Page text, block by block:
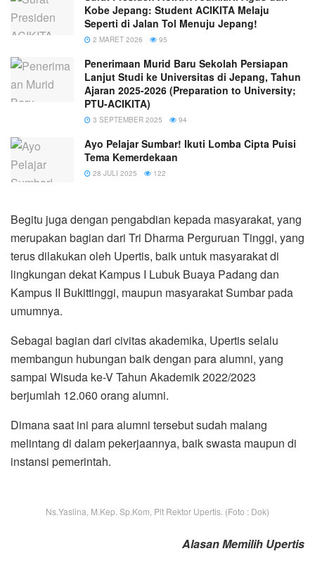
Kobe Jepang: Student ACIKITA Melaju
Seperti di Jalan Tol Menuju Jepang!
2 MARET 2026 95
Penerimaan Murid Baru Sekolah Persiapan
Lanjut Studi ke Universitas di Jepang, Tahun
Ajaran 2025-2026 (Preparation to University;
PTU-ACIKITA)
3 SEPTEMBER 2025 94
Ayo Pelajar Sumbar! Ikuti Lomba Cipta Puisi
Tema Kemerdekaan
28 JULI 2025 122
Begitu juga dengan pengabdian kepada masyarakat, yang
merupakan bagian dari Tri Dharma Perguruan Tinggi, yang
terus dilakukan oleh Upertis, baik untuk masyarakat di
lingkungan dekat Kampus I Lubuk Buaya Padang dan
Kampus II Bukittinggi, maupun masyarakat Sumbar pada
umumnya.
Sebagai bagian dari civitas akademika, Upertis selalu
membangun hubungan baik dengan para alumni, yang
sampai Wisuda ke-V Tahun Akademik 2022/2023
berjumlah 12.060 orang alumni.
Dimana saat ini para alumni tersebut sudah malang
melintang di dalam pekerjaannya, baik swasta maupun di
instansi pemerintah.
Ns.Yaslina, M.Kep. Sp.Kom, Plt Rektor Upertis. (Foto : Dok)
Alasan Memilih Upertis